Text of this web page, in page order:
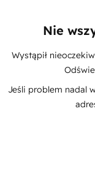
Nie
Wystąpił
Jeśli problem nadal